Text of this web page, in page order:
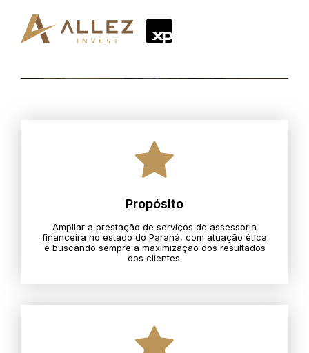
Propósito
Ampliar a prestação de serviços de assessoria
financeira no estado do Paraná, com atuação ética
e buscando sempre a maximização dos resultados
dos clientes.